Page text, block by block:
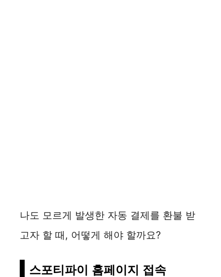
나도 모르게 발생한 자동 결제를 환불 받
고자 할 때, 어떻게 해야 할까요?
스포티파이 홈페이지 접속